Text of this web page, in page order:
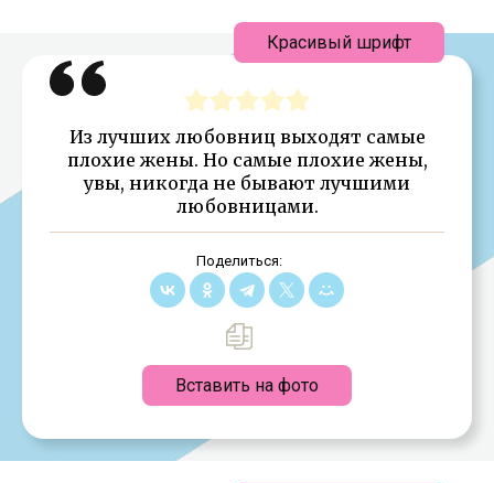
Из лучших любовниц выходят самые
плохие жены. Но самые плохие жены,
увы, никогда не бывают лучшими
любовницами.
Поделиться:
Вставить на фото
Красивый шрифт